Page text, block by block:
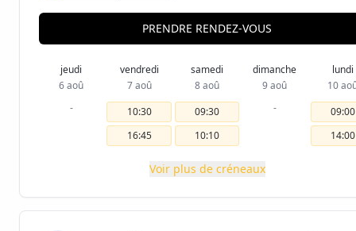
PRENDRE RENDEZ-VOUS
jeudi
6 aoû
-
vendredi
7 aoû
10:30
16:45
samedi
8 aoû
09:30
10:10
dimanche
9 aoû
-
lundi
10
09:00
14:00
Voir plus de créneaux